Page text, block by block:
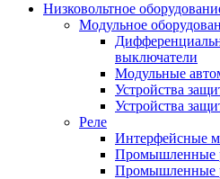
Низковольтное
Модульное
выключатели
Модульные
Устройства
Устройства
Реле
Интерфейсные
Промышленные
Промышленные